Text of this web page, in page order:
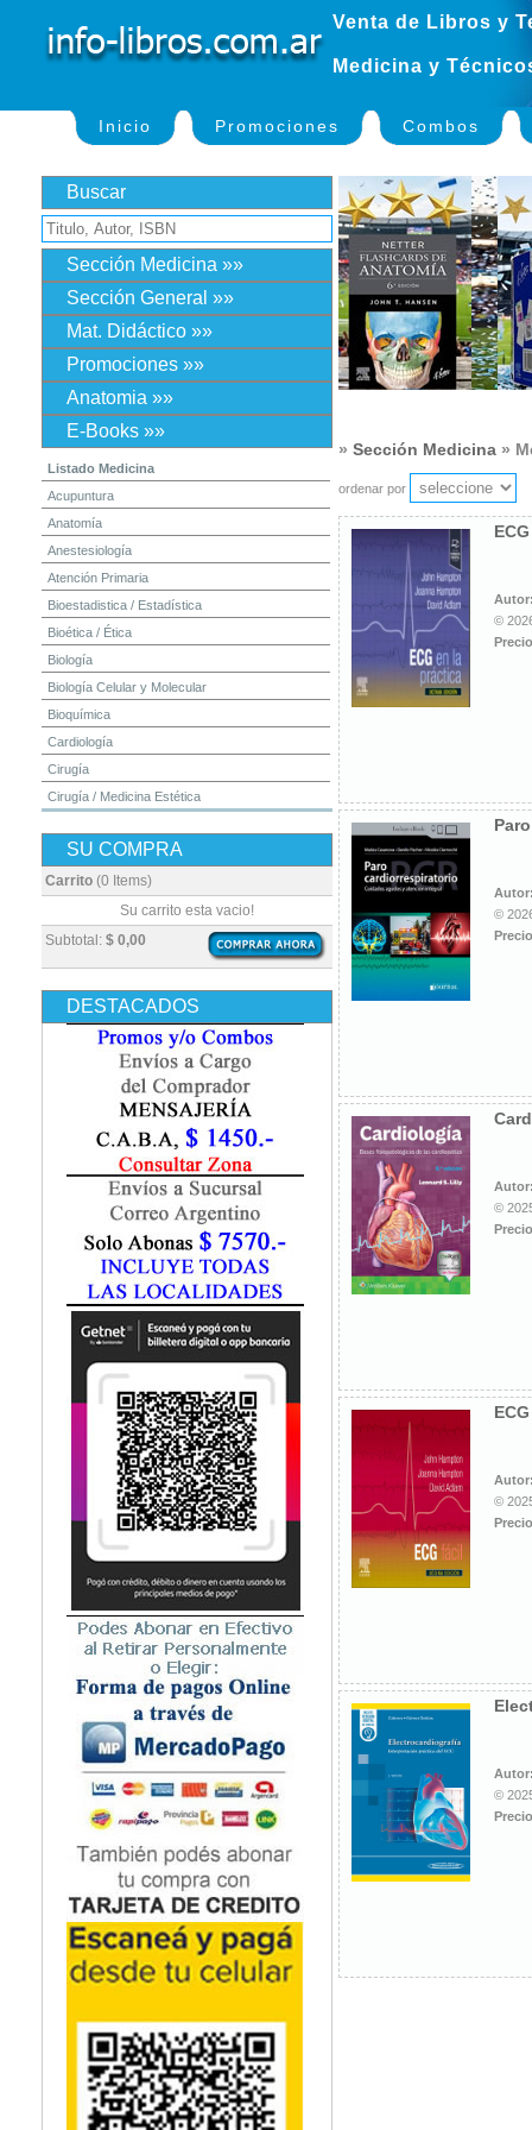
Venta de Libros y
Medicina y
Inicio Promociones Combos
Buscar
Sección Medicina »»
Sección General »»
Mat. Didáctico »»
Promociones »»
Anatomia »»
E-Books »»
Listado Medicina
Acupuntura
Anatomía
Anestesiología
Atención Primaria
Bioestadistica / Estadística
Bioética / Ética
Biología
Biología Celular y Molecular
Bioquímica
Cardiología
Cirugía
Cirugía / Medicina Estética
Dermatología
Diagnóstico por Imagen / Radiología
Embriología
Enfermería
Epidemiología
Farmacia / Farmacología
Fisiatría / Kinesiología
Fisiología / Fisiopatología
Fonoaudiología
Gastroenterología
Geriatría
Ginecología / Obstetricia
Hematología
Histología
Homeopatía
Infectología
Inmunología
Instrumentación Quirurgica
Medicina del Deporte / Rehabilitación
Medicina Emergencias / Urgencias
Medicina Forense / Legal
Medicina General
Medicina Interna
Microbiología
Nefrología
Neonatología / Pediatría
Neumología
Neuroanatomía / Neurociencia
Neurocirugía
Neurología
Nutrición
Odontología
Oftalmología
Oncología / Cuidados Paliativos
Ortopedía / Traumatología
Osteopatía
Otorrinolaringología
Podología
Psicología
Psiquiatría
Química
SU COMPRA
Carrito (0 Items)
Subtotal: $ 0,00
Su carrito esta vacio!
DESTACADOS
» Sección Medicina »
ordenar por
©
©
©
©
©